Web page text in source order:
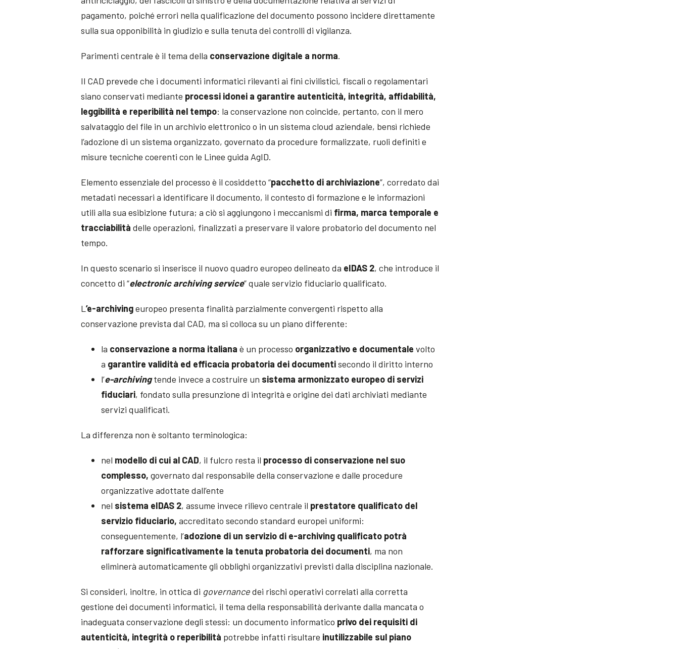
pagamento, poiché errori nella qualificazione del documento possono incidere direttamente
sulla sua opponibilità in giudizio e sulla tenuta dei controlli di vigilanza.
Parimenti centrale è il tema della conservazione digitale a norma.
Il CAD prevede che i documenti informatici rilevanti ai fini civilistici, fiscali o regolamentari
siano conservati mediante processi idonei a garantire autenticità, integrità, affidabilità,
leggibilità e reperibilità nel tempo: la conservazione non coincide, pertanto, con il mero
salvataggio del file in un archivio elettronico o in un sistema cloud aziendale, bensì richiede
l’adozione di un sistema organizzato, governato da procedure formalizzate, ruoli definiti e
misure tecniche coerenti con le Linee guida AgID.
Elemento essenziale del processo è il cosiddetto “pacchetto di archiviazione”, corredato dai
metadati necessari a identificare il documento, il contesto di formazione e le informazioni
utili alla sua esibizione futura; a ciò si aggiungono i meccanismi di firma, marca temporale e
tracciabilità delle operazioni, finalizzati a preservare il valore probatorio del documento nel
tempo.
In questo scenario si inserisce il nuovo quadro europeo delineato da eIDAS 2, che introduce il
concetto di “electronic archiving service” quale servizio fiduciario qualificato.
L’e-archivingeuropeo presenta finalità parzialmente convergenti rispetto alla
conservazione prevista dal CAD, ma si colloca su un piano differente:
la conservazione a norma italiana è un processo organizzativo e documentale volto
a garantire validità ed efficacia probatoria dei documentisecondo il diritto interno
l’e-archivingtende invece a costruire un sistema armonizzato europeo di servizi
fiduciari, fondato sulla presunzione di integrità e origine dei dati archiviati mediante
servizi qualificati.
La differenza non è soltanto terminologica:
nel modello di cui al CAD, il fulcro resta il processo di conservazione nel suo
complesso, governato dal responsabile della conservazione e dalle procedure
organizzative adottate dall’ente
nel sistema eIDAS 2, assume invece rilievo centrale il prestatore qualificato del
servizio fiduciario, accreditato secondo standard europei uniformi:
conseguentemente, l’adozione di un servizio di e-archiving qualificato potrà
rafforzare significativamente la tenuta probatoria dei documenti, ma non
eliminerà automaticamente gli obblighi organizzativi previsti dalla disciplina nazionale.
Si consideri, inoltre, in ottica di governancedei rischi operativi correlati alla corretta
gestione dei documenti informatici, il tema della responsabilità derivante dalla mancata o
inadeguata conservazione degli stessi: un documento informatico privo dei requisiti di
autenticità, integrità o reperibilità potrebbe infatti risultare inutilizzabile sul piano